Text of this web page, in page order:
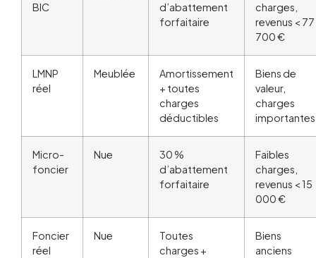
BIC
d’abattement
forfaitaire
charges,
revenus < 77
700 €
LMNP
réel
Meublée
Amortissement
+ toutes
charges
déductibles
Biens de
valeur,
charges
importantes
Micro-
foncier
Nue
30 %
d’abattement
forfaitaire
Faibles
charges,
revenus < 15
000 €
Foncier
réel
Nue
Toutes
charges +
Biens
anciens